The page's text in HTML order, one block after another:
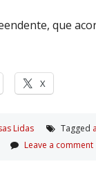
que
X
Lidas Tagged
Leave a comment